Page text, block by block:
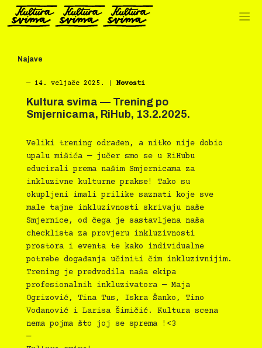
Preskoči
sadržaj
Najave
― 14. veljače 2025. Novosti
Kultura svima — Trening po
Smjernicama, RiHub, 13.2.2025.
Veliki trening odrađen, a nitko nije dobio
upalu mišića — jučer smo se u RiHubu
educirali prema našim Smjernicama za
inkluzivne kulturne prakse! Tako su
okupljeni imali prilike saznati koje sve
male tajne inkluzivnosti skrivaju naše
Smjernice, od čega je sastavljena naša
checklista za provjeru inkluzivnosti
prostora i eventa te kako individualne
potrebe događanja učiniti čim inkluzivnijim.
Trening je predvodila naša ekipa
profesionalnih inkluzivatora — Maja
Ogrizović, Tina Tus, Iskra Šanko, Tino
Vodanović i Larisa Šimičić. Kultura scena
nema pojma što joj se sprema !<3
—